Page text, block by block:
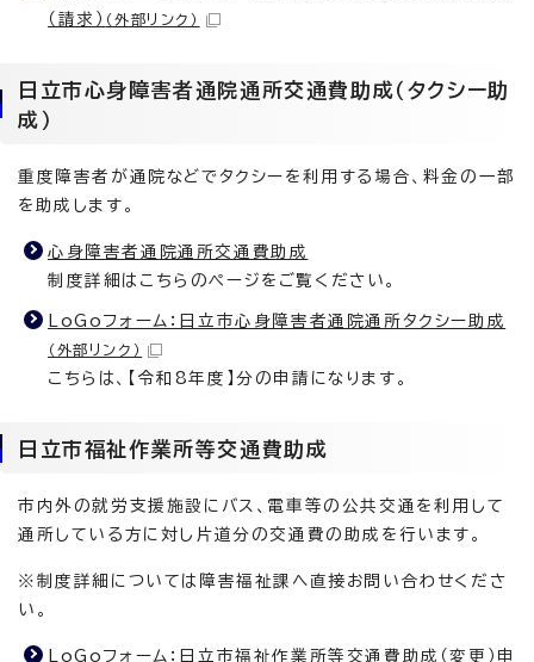
（請求） （外部リンク）
日立市心身障害者通院通所交通費助成（タクシー助
成）
重度障害者が通院などでタクシーを利用する場合、料金の一部
を助成します。
心身障害者通院通所交通費助成
制度詳細はこちらのページをご覧ください。
LoGoフォーム：日立市心身障害者通院通所タクシー助成
（外部リンク）
こちらは、【令和8年度】分の申請になります。
日立市福祉作業所等交通費助成
市内外の就労支援施設にバス、電車等の公共交通を利用して
通所している方に対し片道分の交通費の助成を行います。
※制度詳細については障害福祉課へ直接お問い合わせくださ
い。
LoGoフォーム：日立市福祉作業所等交通費助成（変更）申